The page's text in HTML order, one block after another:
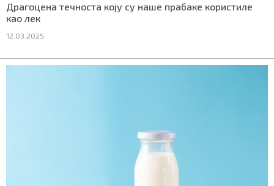
Драгоцена течноста коју су наше прабаке користиле
као лек
12.03.2025.
ПРАТИТЕ НАС